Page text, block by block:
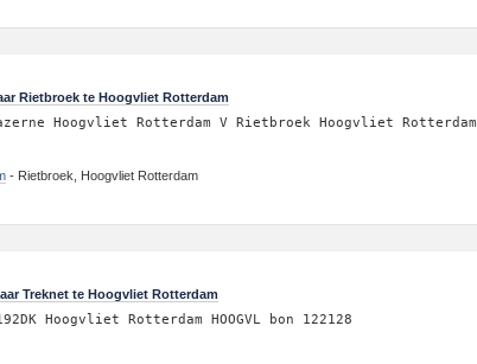
Rietbroek te Hoogvliet Rotterdam
Hoogvliet Rotterdam V Rietbroek Hoogvliet Rotterdam
- Rietbroek, Hoogvliet Rotterdam
Treknet te Hoogvliet Rotterdam
Hoogvliet Rotterdam HOOGVL bon 122128